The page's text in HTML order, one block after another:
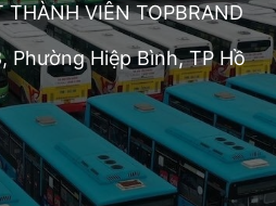
VIÊN TOPBRAND
Hiệp Bình, TP Hồ